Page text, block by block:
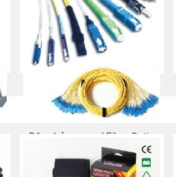
Dây nhảy quang/ Fiber Optic
Patch Cord
Mua ngay